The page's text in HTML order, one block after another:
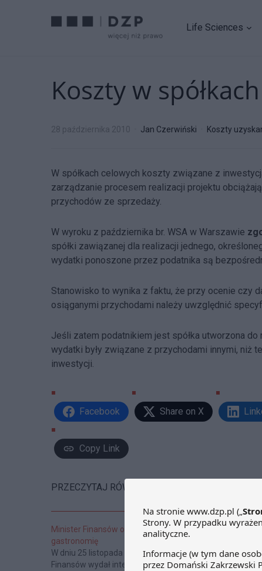
Life Sciences
Koszty w
28 października 2010 Jan Czerwiński Koszty
W spółkach celowych koszty związane z
zarządzanie procesem realizacji projektu
przychodów ze sprzedaży.
W wyroku z października br. WSA w Warszawie
spółki zawiązanej dla realizacji jednego,
wydatki ponoszone przez podatnika są
Stanowisko to wynika z faktu, że przy ocenie czy
osiąganymi przychodami należy uwzględnić
Jeśli zatem podatnikiem jest spółka utworzona
wydatki były związane z przychodami innymi, niż
inwestycji.
Facebook Share on X
Copy Link
PRZECZYTAJ RÓWNIEŻ:
Minister Finansów o wydatkach na
gastronomię
W dniu 25 listopada 2013 r. Minister
Finansów wydał interpretację ogólną
Kiedy wydatek
Naczelny Sąd
wyroku z 21